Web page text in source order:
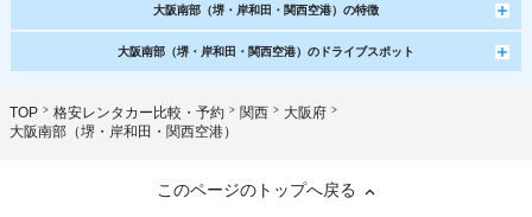
大阪南部（堺・岸和田・関西空港）の特徴
大阪南部（堺・岸和田・関西空港）のドライブスポット
TOP 格安レンタカー比較・予約 関西
大阪府
大阪南部（堺・岸和田・関西空港）
このページのトップへ戻る